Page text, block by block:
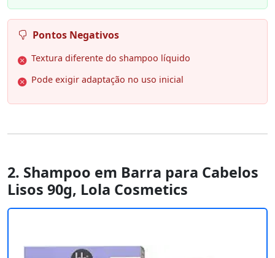
Pontos Negativos
Textura diferente do shampoo líquido
Pode exigir adaptação no uso inicial
2. Shampoo em Barra para Cabelos
Lisos 90g, Lola Cosmetics